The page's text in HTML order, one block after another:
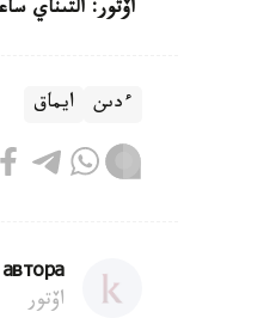
اۆتور: التىناي
ءدىن ايماق
اۆتور